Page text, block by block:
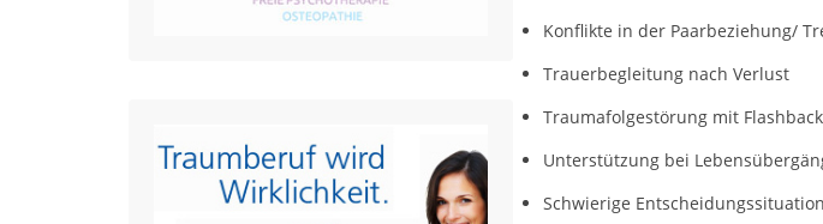
Konflikte in der Paarbeziehung/
Trauerbegleitung nach Verlust
Traumafolgestörung mit
Unterstützung bei
Schwierige